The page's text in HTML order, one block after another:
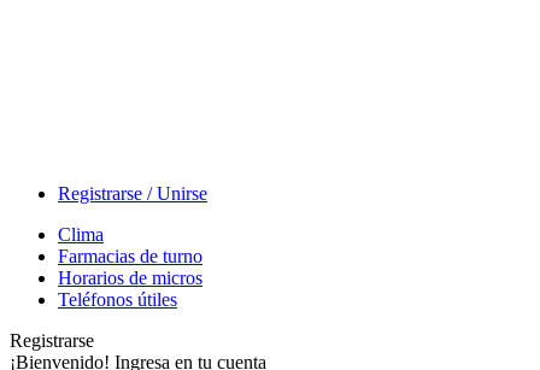
Registrarse / Unirse
Clima
Farmacias de turno
Horarios de micros
Teléfonos útiles
Registrarse
¡Bienvenido! Ingresa en tu cuenta